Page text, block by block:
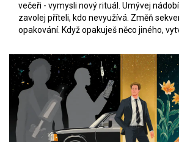
večeři - vymysli nový rituál. Umývej
zavolej příteli, kdo nevyužívá. Změň
opakování. Když opakuješ něco jiného,